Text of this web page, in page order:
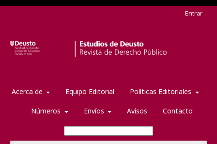
Acerca de Equipo Editorial Políticas Editoriales
Números Envíos Avisos Contacto
Entrar